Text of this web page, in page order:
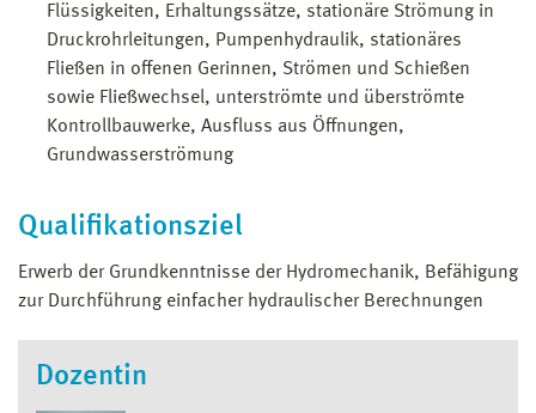
Flüssigkeiten, Erhaltungssätze, stationäre Strömung in
Druckrohrleitungen, Pumpenhydraulik, stationäres
Fließen in offenen Gerinnen, Strömen und Schießen
sowie Fließwechsel, unterströmte und überströmte
Kontrollbauwerke, Ausfluss aus Öffnungen,
Grundwasserströmung
Qualifikationsziel
Erwerb der Grundkenntnisse der Hydromechanik, Befähigung
zur Durchführung einfacher hydraulischer Berechnungen
Dozentin